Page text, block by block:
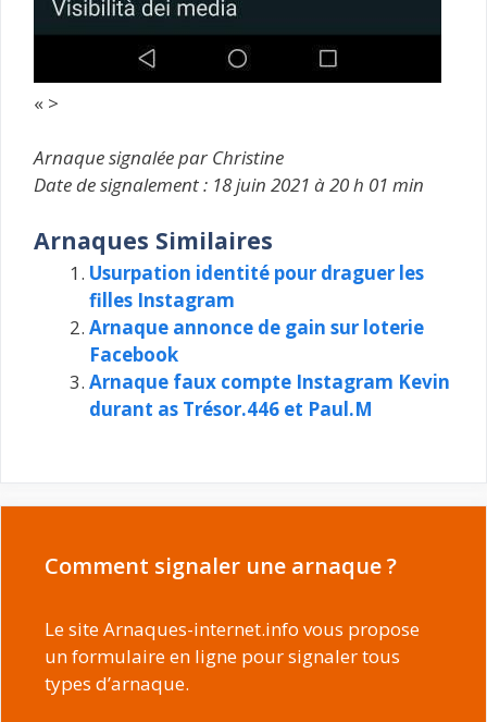
« >
Arnaque signalée par Christine
Date de signalement : 18 juin 2021 à 20 h 01 min
Arnaques Similaires
Usurpation identité pour draguer les
filles Instagram
Arnaque annonce de gain sur loterie
Facebook
Arnaque faux compte Instagram Kevin
durant as Trésor.446 et Paul.M
Comment signaler une arnaque ?
Le site Arnaques-internet.info vous propose
un formulaire en ligne pour signaler tous
types d’arnaque.